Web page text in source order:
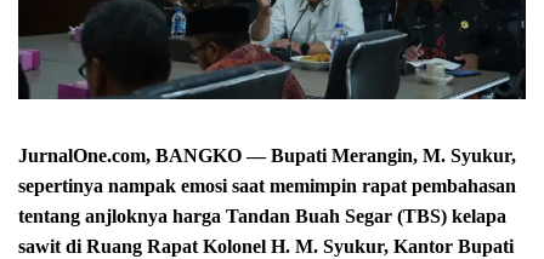
JurnalOne.com, BANGKO — Bupati Merangin, M. Syukur,
sepertinya nampak emosi saat memimpin rapat pembahasan
tentang anjloknya harga Tandan Buah Segar (TBS) kelapa
sawit di Ruang Rapat Kolonel H. M. Syukur, Kantor Bupati